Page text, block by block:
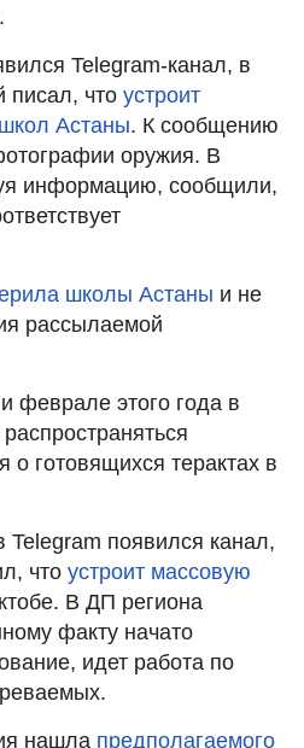
Telegram-канал, в
писал, что устроит
Астаны. К сообщению
оружия. В
информацию, сообщили,
школы Астаны и не
рассылаемой
феврале этого года в
готовящихся терактах в
Telegram появился канал,
что устроит массовую
В ДП региона
факту начато
идет работа по
нашла предполагаемого